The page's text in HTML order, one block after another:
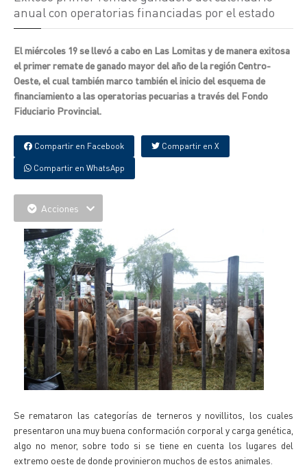
anual con operatorias financiadas por el estado
El miércoles 19 se llevó a cabo en Las Lomitas y de manera exitosa
el primer remate de ganado mayor del año de la región Centro-
Oeste, el cual también marco también el inicio del esquema de
financiamiento a las operatorias pecuarias a través del Fondo
Fiduciario Provincial.
Compartir en Facebook Compartir en X
Compartir en WhatsApp
Acciones
Se remataron las categorías de terneros y novillitos, los cuales
presentaron una muy buena conformación corporal y carga genética,
algo no menor, sobre todo si se tiene en cuenta los lugares del
extremo oeste de donde provinieron muchos de estos animales.